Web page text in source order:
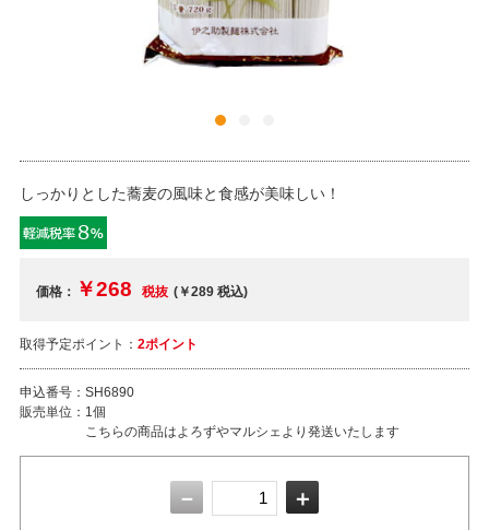
しっかりとした蕎麦の風味と食感が美味しい！
価格： ￥268 税抜 (￥289税込)
取得予定ポイント： 2ポイント
申込番号： SH6890
販売単位： 1個
こちらの商品はよろずやマルシェより発送いたします
－ ＋